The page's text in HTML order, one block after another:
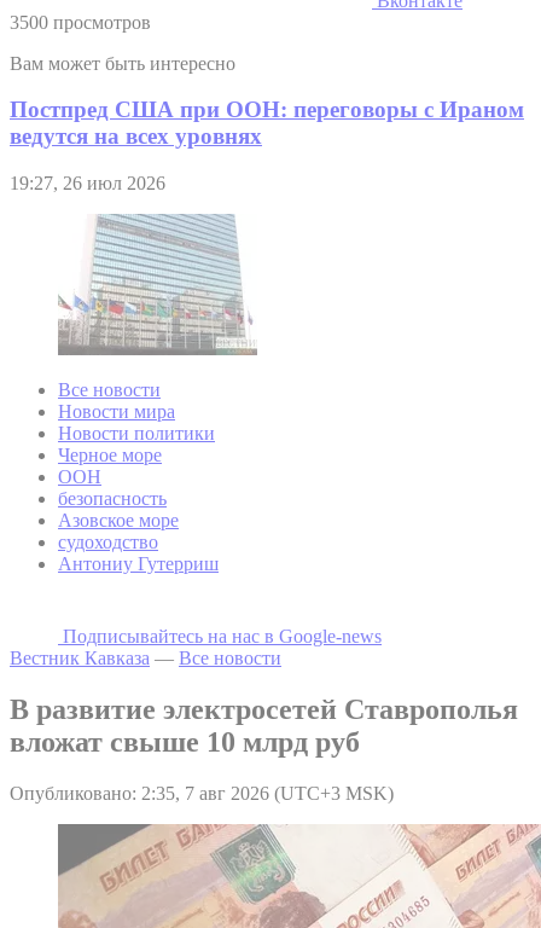
3500 просмотров
Вам может быть интересно
Постпред США при ООН: переговоры с Ираном
ведутся на всех уровнях
19:27, 26 июл 2026
Все новости
Новости мира
Новости политики
Черное море
ООН
безопасность
Азовское море
судоходство
Антониу Гутерриш
Подписывайтесь на наc в Google-news
Вестник Кавказа — Все новости
В развитие электросетей Ставрополья
вложат свыше 10 млрд руб
Опубликовано: 2:35, 7 авг 2026 (UTC+3 MSK)